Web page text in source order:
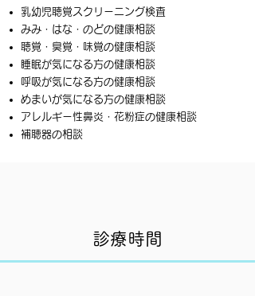
乳幼児聴覚スクリーニング検査
みみ・はな・のどの健康相談
聴覚・臭覚・味覚の健康相談
睡眠が気になる方の健康相談
呼吸が気になる方の健康相談
めまいが気になる方の健康相談
アレルギー性鼻炎・花粉症の健康相談
補聴器の相談
診療時間